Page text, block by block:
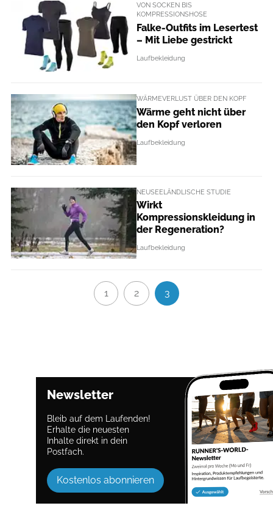
VON SOCKEN BIS
KOMPRESSIONSHOSE
Falke-Outfits im Lesertest
– Mit Liebe gestrickt
Laufbekleidung
WÄRMEVERLUST ÜBER DEN KOPF
Wärme geht nicht über
den Kopf verloren
Laufbekleidung
NEUSEELÄNDLISCHE STUDIE
Wirkt
Kompressionskleidung in
der Regeneration?
Laufbekleidung
1 2 3
Newsletter
Bleib auf dem Laufenden!
Erhalte die neuesten
Inhalte direkt in dein
Postfach.
Kostenlos abonnieren